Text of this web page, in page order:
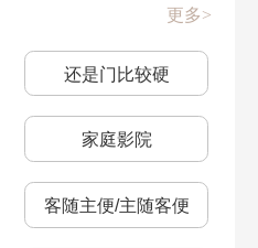
白嫖党购买体力
工坊地址
体力怎么计算
第五宇宙攻略
仙舟追爱记
鲛人泪
魈魅寻踪
10月11日
10月9日
10月7日
更多>
还是门比较硬
家庭影院
客随主便/主随客便